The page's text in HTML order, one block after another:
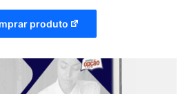
produto